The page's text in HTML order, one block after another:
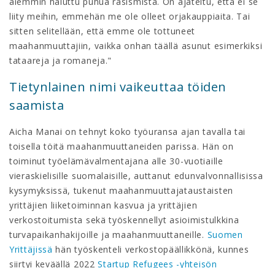
liity meihin, emmehän me ole olleet orjakauppiaita. Tai
sitten selitellään, että emme ole tottuneet
maahanmuuttajiin, vaikka onhan täällä asunut esimerkiksi
tataareja ja romaneja."
Tietynlainen nimi vaikeuttaa töiden
saamista
Aicha Manai on tehnyt koko työuransa ajan tavalla tai
toisella töitä maahanmuuttaneiden parissa. Hän on
toiminut työelämävalmentajana alle 30-vuotiaille
vieraskielisille suomalaisille, auttanut edunvalvonnallisissa
kysymyksissä, tukenut maahanmuuttajataustaisten
yrittäjien liiketoiminnan kasvua ja yrittäjien
verkostoitumista sekä työskennellyt asioimistulkkina
turvapaikanhakijoille ja maahanmuuttaneille. Suomen
Yrittäjissähän työskenteli verkostopäällikkönä, kunnes
siirtyi keväällä 2022Startup Refugees -yhteisön